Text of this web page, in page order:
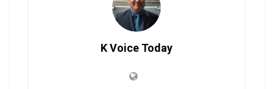
K Voice Today